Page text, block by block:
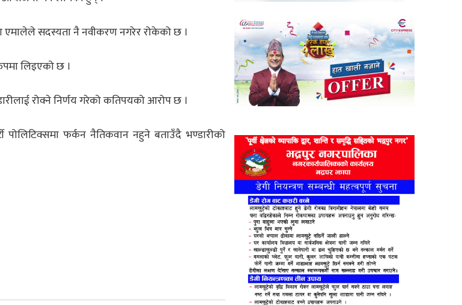
एमालेले सदस्यता नै नवीकरण नगरेर रोकेको छ ।
लिइएको छ ।
रोक्ने निर्णय गरेको कतिपयको आरोप छ ।
फर्कन नैतिकवान नहुने बताउँदै भण्डारीको